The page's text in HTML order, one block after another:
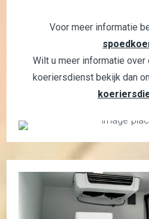
Voor meer informatie
Wilt u meer informatie over
koeriersdienst bekijk dan